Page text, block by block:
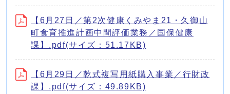
【6月27日／第2次健康くみやま21・久御山
町食育推進計画中間評価業務／国保健康
課】.pdf(サイズ：51.17KB)
【6月29日／乾式複写用紙購入事業／行財政
課】.pdf(サイズ：49.89KB)